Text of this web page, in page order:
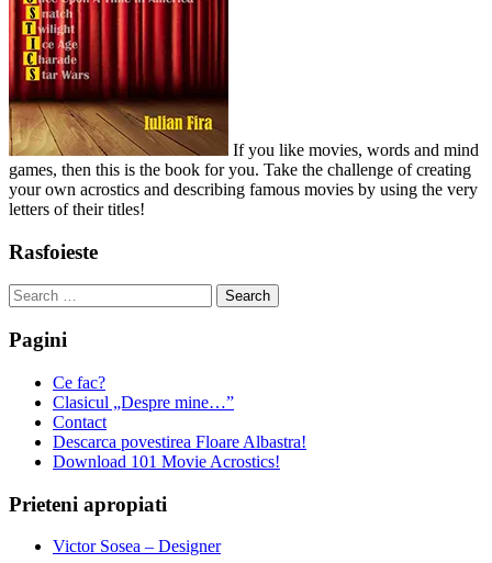
If you like movies, words and mind
games, then this is the book for you. Take the challenge of creating
your own acrostics and describing famous movies by using the very
letters of their titles!
Rasfoieste
Search
for:
Pagini
Ce fac?
Clasicul „Despre mine…”
Contact
Descarca povestirea Floare Albastra!
Download 101 Movie Acrostics!
Prieteni apropiati
Victor Sosea – Designer